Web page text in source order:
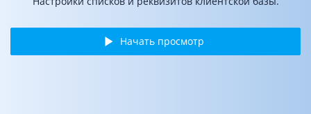
Начать просмотр